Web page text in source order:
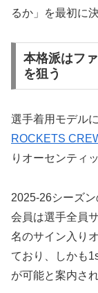
るか」を最初に
本格派はフ
を狙う
選手着用モデル
ROCKETS
りオーセンティ
2025-26シーズ
会員は選手全員
名のサイン入り
ており、しかも
が可能と案内さ